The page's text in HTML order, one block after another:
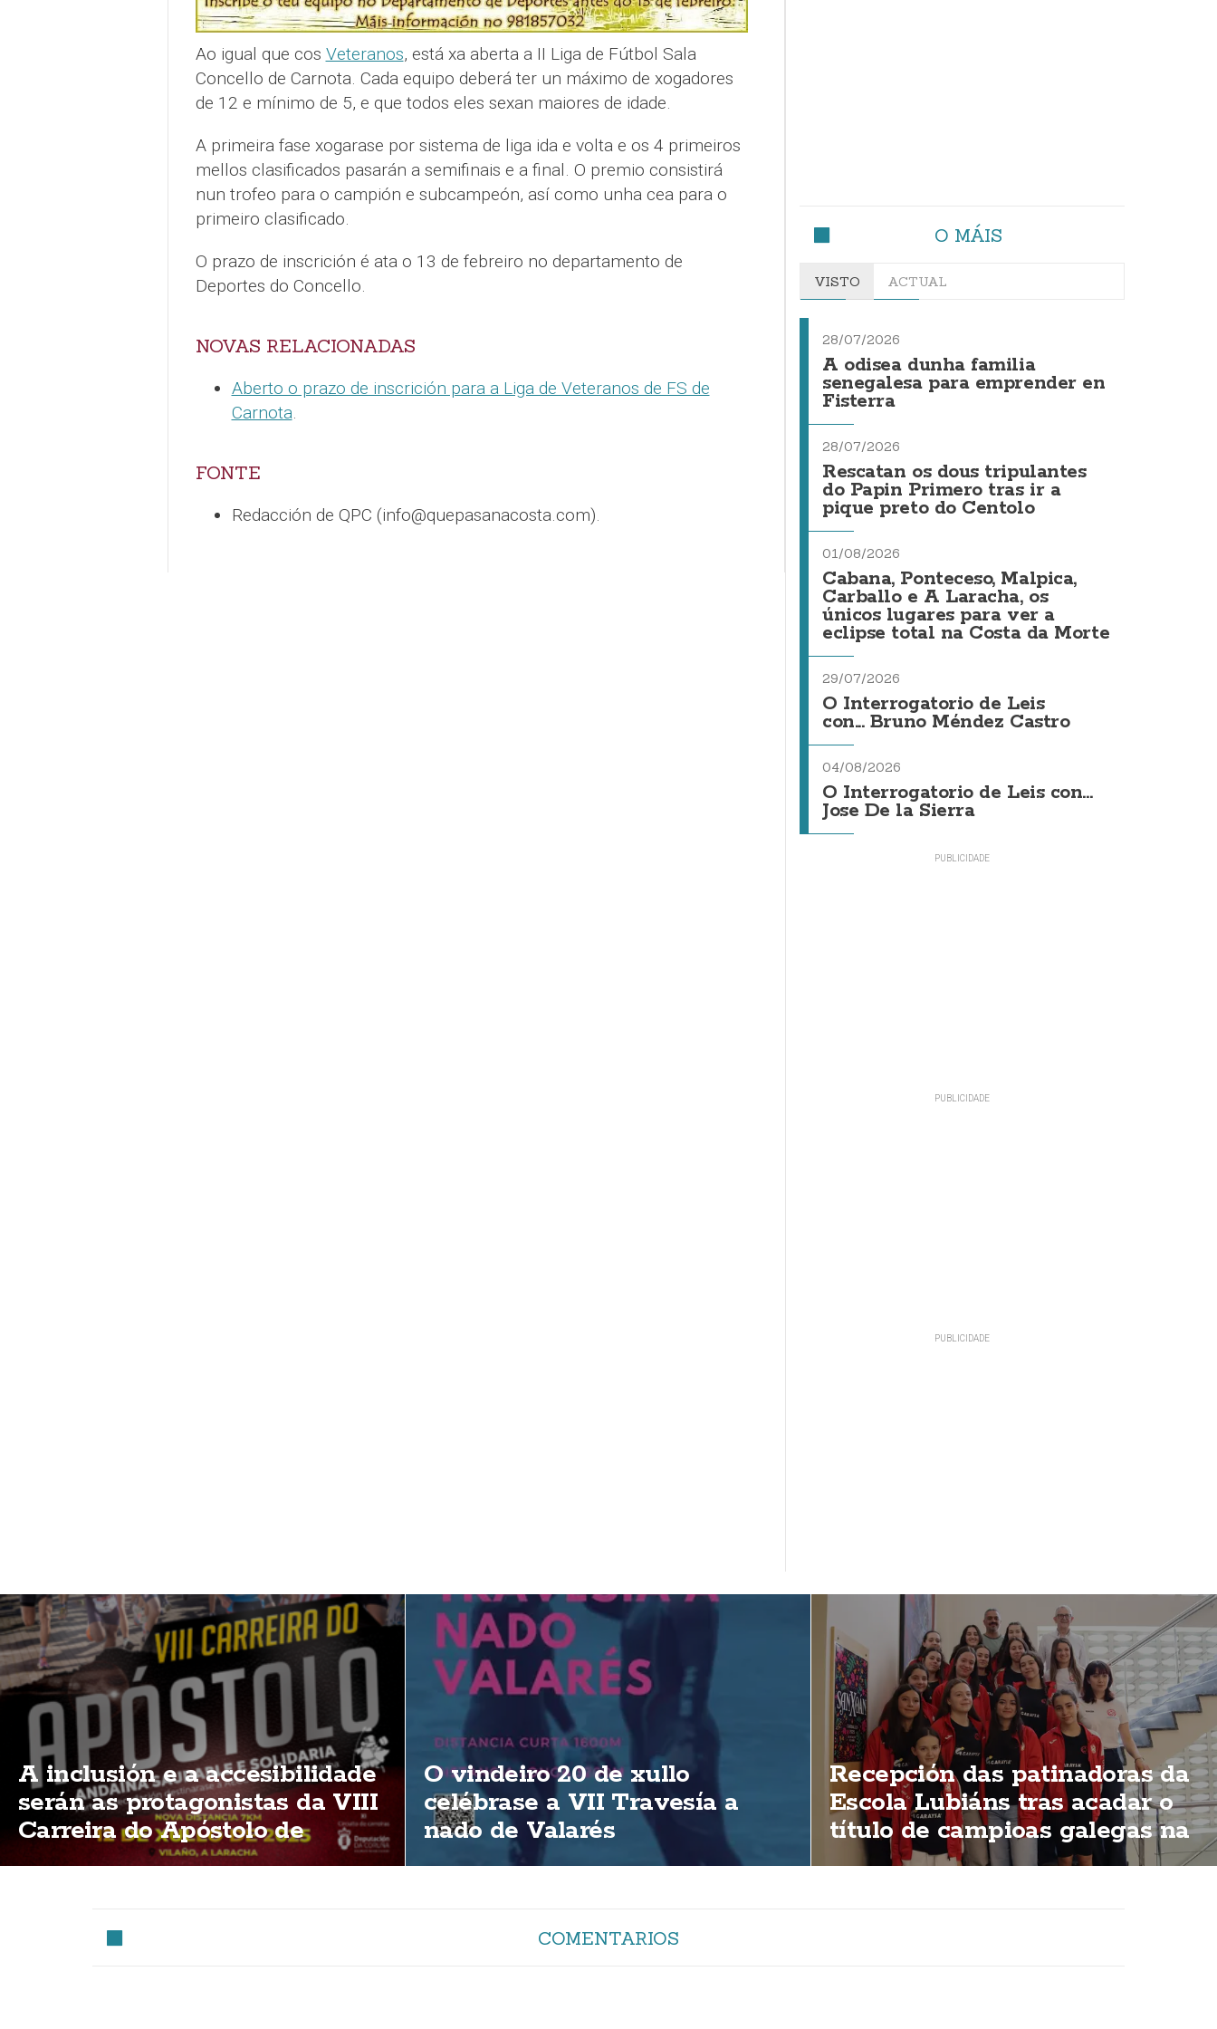
Ao igual que cos Veteranos, está xa aberta a II Liga de Fútbol Sala
Concello de Carnota. Cada equipo deberá ter un máximo de xogadores
de 12 e mínimo de 5, e que todos eles sexan maiores de idade.
A primeira fase xogarase por sistema de liga ida e volta e os 4 primeiros
mellos clasificados pasarán a semifinais e a final. O premio consistirá
nun trofeo para o campión e subcampeón, así como unha cea para o
primeiro clasificado.
O prazo de inscrición é ata o 13 de febreiro no departamento de
Deportes do Concello.
NOVAS RELACIONADAS
Aberto o prazo de inscrición para a Liga de Veteranos de FS de
Carnota.
FONTE
Redacción de QPC (info@quepasanacosta.com).
O MÁIS
VISTO ACTUAL
28/07/2026
A odisea dunha familia
senegalesa para emprender en
Fisterra
28/07/2026
Rescatan os dous tripulantes
do Papin Primero tras ir a
pique preto do Centolo
01/08/2026
Cabana, Ponteceso, Malpica,
Carballo e A Laracha, os
únicos lugares para ver a
eclipse total na Costa da Morte
29/07/2026
O Interrogatorio de Leis
con... Bruno Méndez Castro
04/08/2026
O Interrogatorio de Leis con...
Jose De la Sierra
A inclusión e a accesibilidade
serán as protagonistas da VIII
Carreira do Apóstolo de
Vilaño
O vindeiro 20 de xullo
celébrase a VII Travesía a
nado de Valarés
Recepción das patinadoras da
Escola Lubiáns tras acadar o
título de campioas galegas na
modalidas "ShoW"
COMENTARIOS